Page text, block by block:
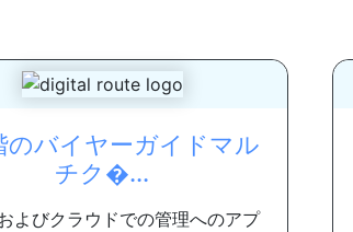
のバイヤーガイドマル
チク�...
よびクラウドでの管理へのアプ